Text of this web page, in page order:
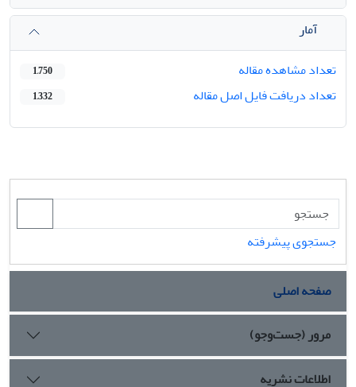
آمار
تعداد مشاهده مقاله
1,750
تعداد دریافت فایل اصل مقاله 1,332
جستجوی پیشرفته
صفحه اصلی
مرور (جست‌وجو)
اطلاعات نشریه